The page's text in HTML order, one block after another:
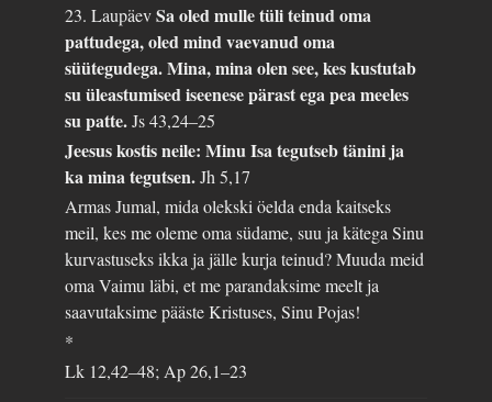
23. LaupäevSa oled mulle tüli teinud oma
pattudega, oled mind vaevanud oma
süütegudega. Mina, mina olen see, kes kustutab
su üleastumised iseenese pärast ega pea meeles
su patte.Js 43,24–25
Jeesus kostis neile: Minu Isa tegutseb tänini ja
ka mina tegutsen.Jh 5,17
Armas Jumal, mida olekski öelda enda kaitseks
meil, kes me oleme oma südame, suu ja kätega Sinu
kurvastuseks ikka ja jälle kurja teinud? Muuda meid
oma Vaimu läbi, et me parandaksime meelt ja
saavutaksime pääste Kristuses, Sinu Pojas!
*
Lk 12,42–48; Ap 26,1–23